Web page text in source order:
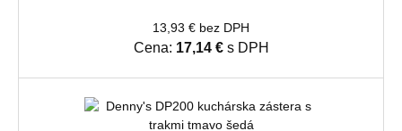
13,93 € bez DPH
Cena: 17,14 €s DPH